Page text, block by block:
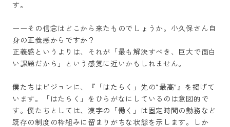
す。
ーーその信念はどこから来たものでしょうか。小久保さん自
身の正義感からですか？
正義感というよりは、それが「最も解決すべき、巨大で面白
い課題だから」という感覚に近いかもしれません。
僕たちはビジョンに、『「はたらく」先の“最高”』を掲げて
います。「はたらく」をひらがなにしているのは意図的で
す。僕たちとしては、漢字の「働く」は固定時間の勤務など
既存の制度の枠組みに留まりがちな状態を示します。しか